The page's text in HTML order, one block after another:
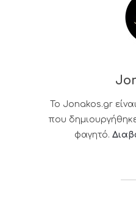
Το Jonakos.gr
που
φαγητό.